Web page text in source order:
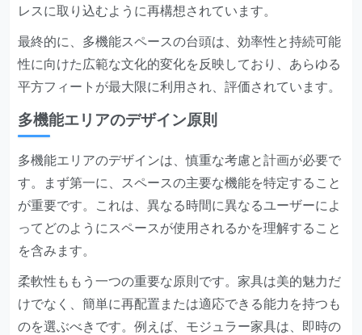
レスに取り込むように再構想されています。
最終的に、多機能スペースの台頭は、効率性と持続可能
性に向けた広範な文化的変化を反映しており、あらゆる
平方フィートが最大限に利用され、評価されています。
多機能エリアのデザイン原則
多機能エリアのデザインは、慎重な考慮と計画が必要で
す。まず第一に、スペースの主要な機能を特定すること
が重要です。これは、異なる時間に異なるユーザーによ
ってどのようにスペースが使用されるかを理解すること
を含みます。
柔軟性ももう一つの重要な原則です。家具は美的魅力だ
けでなく、簡単に再配置または適応できる能力を持つも
のを選ぶべきです。例えば、モジュラー家具は、即時の